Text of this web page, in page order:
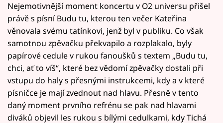
Nejemotivnější moment koncertu v O2 universu přišel
právě s písní Budu tu, kterou ten večer Kateřina
věnovala svému tatínkovi, jenž byl v publiku. Co však
samotnou zpěvačku překvapilo a rozplakalo, byly
papírové cedule v rukou fanoušků s textem „Budu tu,
chci, ať to víš“, které bez vědomí zpěvačky dostali při
vstupu do haly s přesnými instrukcemi, kdy a v které
písničce je mají zvednout nad hlavu. Přesně v tento
daný moment prvního refrénu se pak nad hlavami
diváků objevil les rukou s bílými cedulkami, kdy Tichá